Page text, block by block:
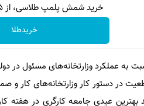
خرید شمش پلمپ طلاسی، از ۰.۵ گرم تا ۱۰ گرم
خریدطلا
به عملکرد وزارتخانه‌های مسئول در
در دستور کار وزارتخانه‌های کار و
عیدی جامعه کارگری در هفته